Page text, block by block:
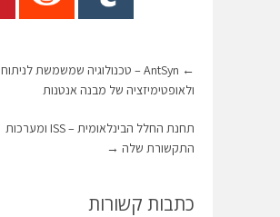
←
AntSyn – טכנולוגיה שמשמשת לניתוח
ולאופטימיזציה של מבנה אנטנות
תחנת החלל הבינלאומית – ISS ומערכות
התקשורת שלה →
כתבות קשורות